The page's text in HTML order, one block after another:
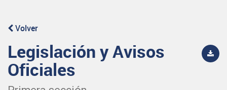
Volver
Legislación y Avisos
Oficiales